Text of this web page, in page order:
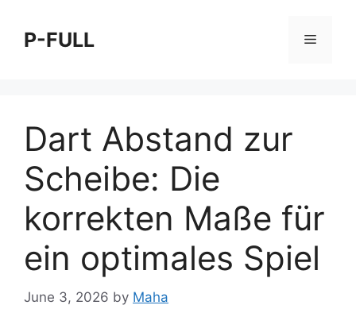
contentP-FULL Menu
Dart Abstand zur
Scheibe: Die
korrekten Maße für
ein optimales Spiel
June 3, 2026 by Maha